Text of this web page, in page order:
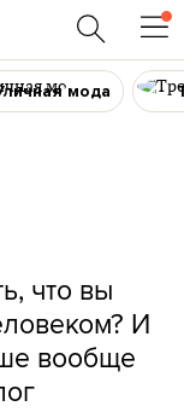
мода
что вы
И
вообще